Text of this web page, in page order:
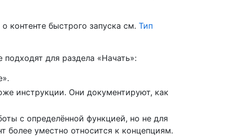
контенте быстрого запуска см. Тип
для раздела «Начать»:
инструкции. Они документируют, как
с определённой функцией, но не для
более уместно относится к концепциям.